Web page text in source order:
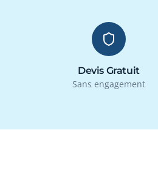
Devis Gratuit
Sans engagement